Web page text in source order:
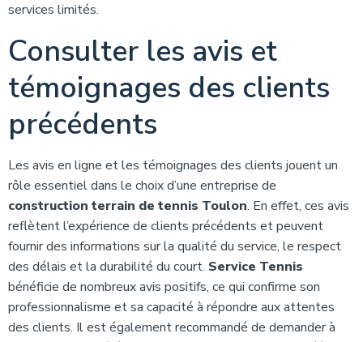
services limités.
Consulter les avis et
témoignages des clients
précédents
Les avis en ligne et les témoignages des clients jouent un
rôle essentiel dans le choix d’une entreprise de
construction terrain de tennis Toulon. En effet, ces avis
reflètent l’expérience de clients précédents et peuvent
fournir des informations sur la qualité du service, le respect
des délais et la durabilité du court. Service Tennis
bénéficie de nombreux avis positifs, ce qui confirme son
professionnalisme et sa capacité à répondre aux attentes
des clients. Il est également recommandé de demander à